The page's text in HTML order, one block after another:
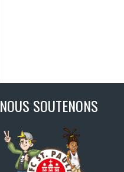
NOUS SOUTENONS